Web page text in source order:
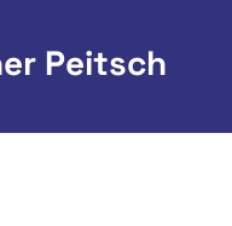
Peitsch